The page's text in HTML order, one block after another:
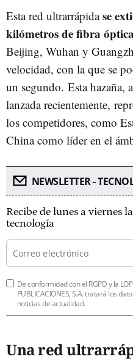
Esta red ultrarrápidase
kilómetros de fibra óptica
Beijing, Wuhan y
velocidad, con la que se
un segundo. Esta hazaña,
lanzada recientemente,
los competidores, como
China como líder en el
NEWSLETTER -
Recibe de lunes a viernes
tecnología
De conformidad con el RGPD y la
PUBLICACIONES, S.A. tratará los
noticias de actualidad.
Una red